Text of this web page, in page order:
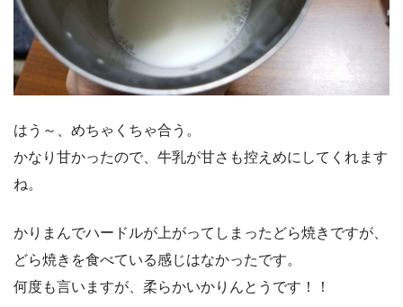
はう～、めちゃくちゃ合う。
かなり甘かったので、牛乳が甘さも控えめにしてくれます
ね。
かりまんでハードルが上がってしまったどら焼きですが、
どら焼きを食べている感じはなかったです。
何度も言いますが、柔らかいかりんとうです！！